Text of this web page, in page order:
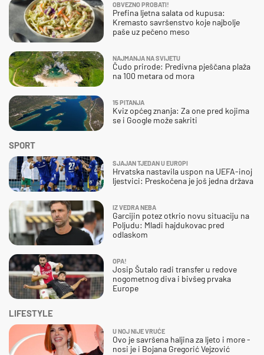
SPORT
SJAJAN TJEDAN U EUROPI
Hrvatska nastavila uspon na UEFA-inoj
ljestvici: Preskočena je još jedna država
IZ VEDRA NEBA
Garcijin potez otkrio novu situaciju na
Poljudu: Mladi hajdukovac pred
odlaskom
OPA!
Josip Šutalo radi transfer u redove
nogometnog diva i bivšeg prvaka
Europe
OBVEZNO PROBATI!
Prefina ljetna salata od kupusa:
Kremasto savršenstvo koje najbolje
paše uz pečeno meso
NAJMANJA NA SVIJETU
Čudo prirode: Predivna pješčana plaža
na 100 metara od mora
15 PITANJA
Kviz općeg znanja: Za one pred kojima
se i Google može sakriti
LIFESTYLE
U NOJ NIJE VRUĆE
Ovo je savršena haljina za ljeto i more -
nosi je i Bojana Gregorić Vejzović